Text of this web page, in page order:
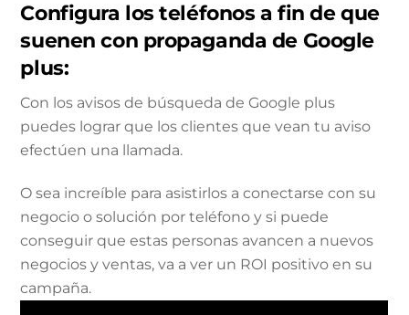
Configura los teléfonos a fin de que
suenen con propaganda de Google
plus:
Con los avisos de búsqueda de Google plus
puedes lograr que los clientes que vean tu aviso
efectúen una llamada.
O sea increíble para asistirlos a conectarse con su
negocio o solución por teléfono y si puede
conseguir que estas personas avancen a nuevos
negocios y ventas, va a ver un ROI positivo en su
campaña.